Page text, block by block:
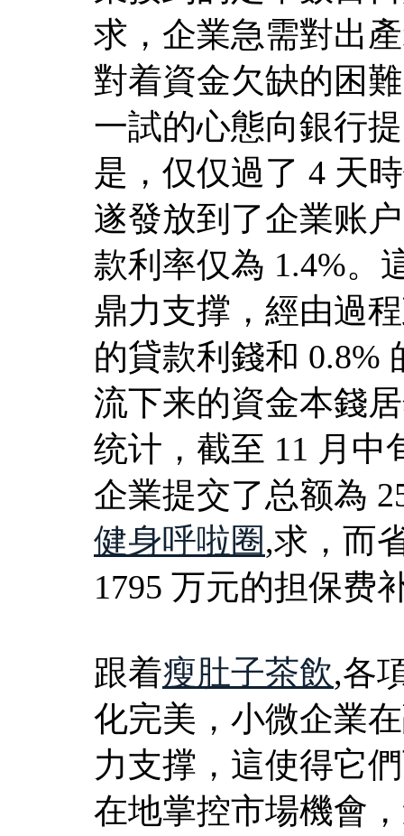
求，企業急需對出
對着資金欠缺的困
一試的心態向銀行
是，仅仅過了 4 天
遂發放到了企業账
款利率仅為 1.4%。
鼎力支撑，經由過
的貸款利錢和 0.8%
流下来的資金本錢
统计，截至 11 月中
企業提交了总额為
健身呼啦圈,求，而
1795 万元的担保费
跟着瘦肚子茶飲,各
化完美，小微企業
力支撑，這使得它
在地掌控市場機會